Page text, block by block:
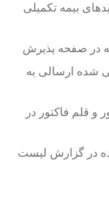
بیمه تکمیلی
در صفحه پذیرش
شده ارسالی به
قلم فاکتور در
در گزارش لیست